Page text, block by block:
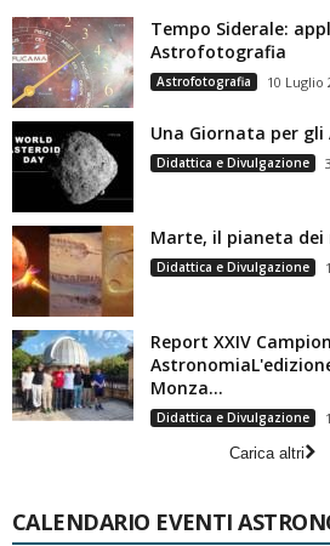
Tempo Siderale:
Astrofotografia
Astrofotografia 10 Luglio
Una Giornata per gli
Didattica e Divulgazione
Marte, il pianeta dei
Didattica e Divulgazione
Report XXIV
Monza...
Didattica e Divulgazione
Carica altri
CALENDARIO EVENTI